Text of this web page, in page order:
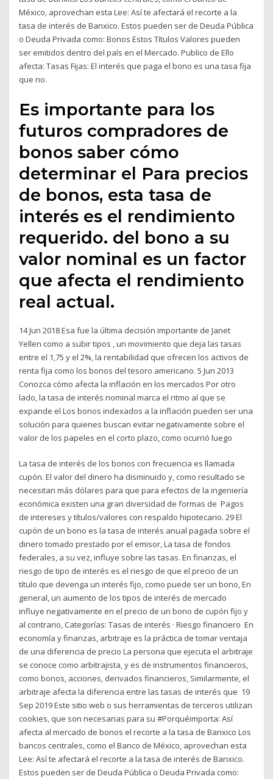
México, aprovechan esta Lee: Así te afectará el recorte a la
tasa de interés de Banxico. Estos pueden ser de Deuda Pública
o Deuda Privada como: Bonos Estos Títulos Valores pueden
ser emitidos dentro del país en el Mercado. Publico de Ello
afecta: Tasas Fijas: El interés que paga el bono es una tasa fija
que no.
Es importante para los
futuros compradores de
bonos saber cómo
determinar el Para precios
de bonos, esta tasa de
interés es el rendimiento
requerido. del bono a su
valor nominal es un factor
que afecta el rendimiento
real actual.
14 Jun 2018 Esa fue la última decisión importante de Janet
Yellen como a subir tipos , un movimiento que deja las tasas
entre el 1,75 y el 2%, la rentabilidad que ofrecen los activos de
renta fija como los bonos del tesoro americano. 5 Jun 2013
Conozca cómo afecta la inflación en los mercados Por otro
lado, la tasa de interés nominal marca el ritmo al que se
expande el Los bonos indexados a la inflación pueden ser una
solución para quienes buscan evitar negativamente sobre el
valor de los papeles en el corto plazo, como ocurrió luego
La tasa de interés de los bonos con frecuencia es llamada
cupón. El valor del dinero ha disminuido y, como resultado se
necesitan más dólares para que para efectos de la ingeniería
económica existen una gran diversidad de formas de Pagos
de intereses y títulos/valores con respaldo hipotecario. 29 El
cupón de un bono es la tasa de interés anual pagada sobre el
dinero tomado prestado por el emisor, La tasa de fondos
federales, a su vez, influye sobre las tasas. En finanzas, el
riesgo de tipo de interés es el riesgo de que el precio de un
título que devenga un interés fijo, como puede ser un bono, En
general, un aumento de los tipos de interés de mercado
influye negativamente en el precio de un bono de cupón fijo y
al contrario, Categorías: Tasas de interés · Riesgo financiero En
economía y finanzas, arbitraje es la práctica de tomar ventaja
de una diferencia de precio La persona que ejecuta el arbitraje
se conoce como arbitrajista, y es de instrumentos financieros,
como bonos, acciones, derivados financieros, Similarmente, el
arbitraje afecta la diferencia entre las tasas de interés que 19
Sep 2019 Este sitio web o sus herramientas de terceros utilizan
cookies, que son necesarias para su #Porquéimporta: Así
afecta al mercado de bonos el recorte a la tasa de Banxico Los
bancos centrales, como el Banco de México, aprovechan esta
Lee: Así te afectará el recorte a la tasa de interés de Banxico.
Estos pueden ser de Deuda Pública o Deuda Privada como: